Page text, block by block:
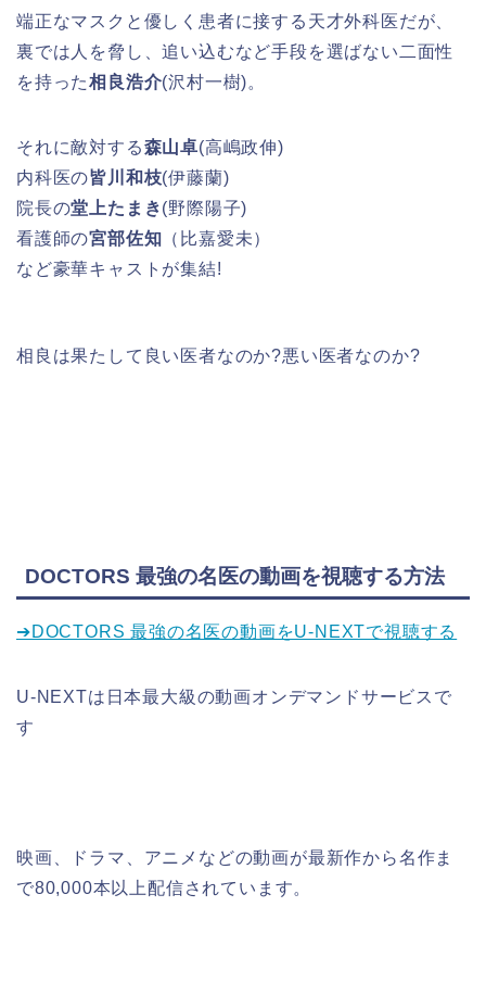
端正なマスクと優しく患者に接する天才外科医だが、
裏では人を脅し、追い込むなど手段を選ばない二面性
を持った相良浩介(沢村一樹)。
それに敵対する森山卓(高嶋政伸)
内科医の皆川和枝(伊藤蘭)
院長の堂上たまき(野際陽子)
看護師の宮部佐知 （比嘉愛未）
など豪華キャストが集結!
相良は果たして良い医者なのか?悪い医者なのか?
DOCTORS 最強の名医の動画を視聴する方法
➔DOCTORS 最強の名医の動画をU-NEXTで視聴する
U-NEXTは日本最大級の動画オンデマンドサービスで
す
映画、ドラマ、アニメなどの動画が最新作から名作ま
で80,000本以上配信されています。